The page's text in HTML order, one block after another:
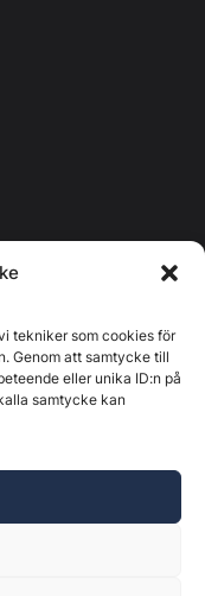
tekniker som cookies för
Genom att samtycke till
eller unika ID:n på
samtycke kan
556625-6425 -
på denna
källa vid citering.